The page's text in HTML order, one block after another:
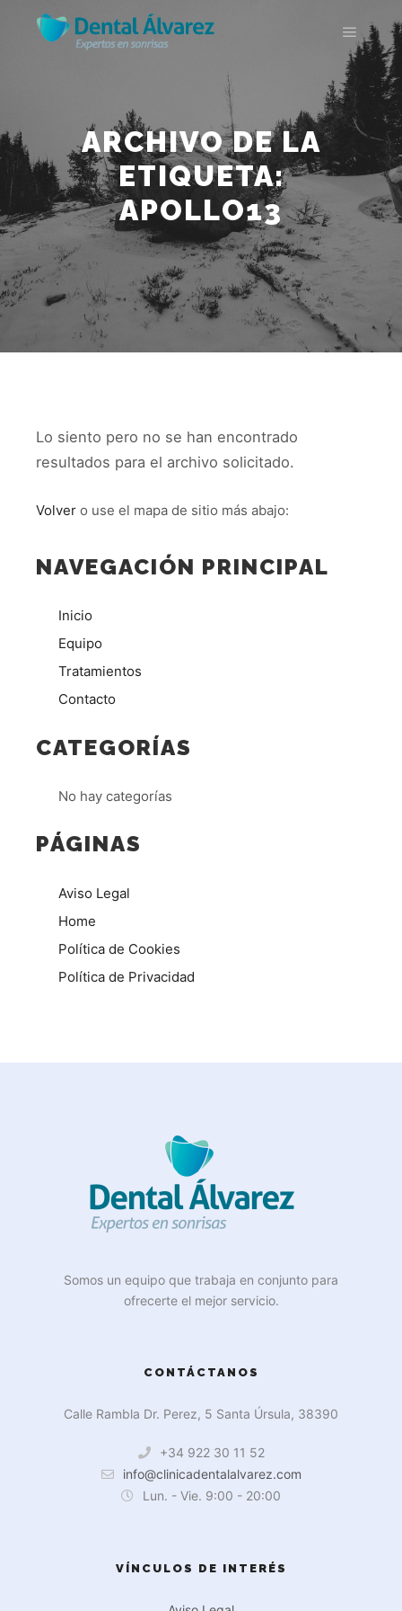
Menú
ARCHIVO DE LA
ETIQUETA:
APOLLO13
Lo siento pero no se han encontrado
resultados para el archivo solicitado.
Volver o use el mapa de sitio más abajo:
NAVEGACIÓN PRINCIPAL
Inicio
Equipo
Tratamientos
Contacto
CATEGORÍAS
No hay categorías
PÁGINAS
Aviso Legal
Home
Política de Cookies
Política de Privacidad
Somos un equipo que trabaja en conjunto para
ofrecerte el mejor servicio.
CONTÁCTANOS
Calle Rambla Dr. Perez, 5 Santa Úrsula, 38390
+34 922 30 11 52
info@clinicadentalalvarez.com
Lun. - Vie. 9:00 - 20:00
VÍNCULOS DE INTERÉS